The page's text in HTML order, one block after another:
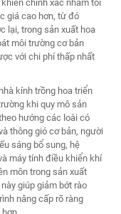
chính xác nhằm tối
giá cao hơn, từ đó
lại, trong sản xuất hoa
môi trường cơ bản
với chi phí thấp nhất
kính trồng hoa triển
khi quy mô sản
hướng các loài có
thông gió cơ bản, người
sáng bổ sung, hệ
máy tính điều khiển khí
môn trong sản xuất
giúp giảm bớt rào
nâng cấp rõ ràng